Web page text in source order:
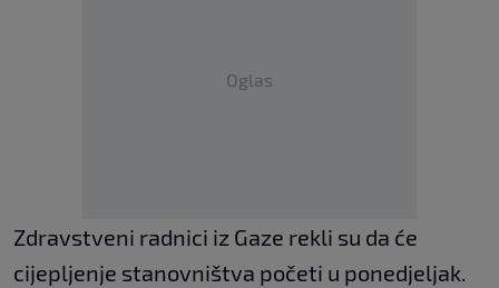
Oglas
Zdravstveni radnici iz Gaze rekli su da će
cijepljenje stanovništva početi u ponedjeljak.